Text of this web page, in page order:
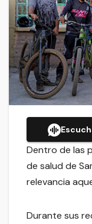
Dentro de las
de salud de
relevancia
Durante sus